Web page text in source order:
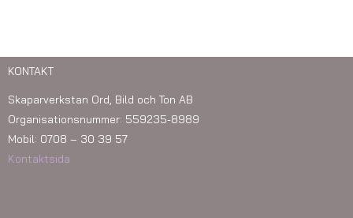
KONTAKT
Skaparverkstan Ord, Bild och Ton AB
Organisationsnummer: 559235-8989
Mobil: 0708 – 30 39 57
Kontaktsida